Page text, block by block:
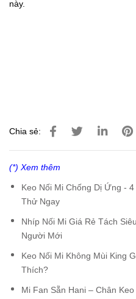
này.
Chia sẻ:
(*) Xem thêm
Keo Nối Mi Chống Dị Ứng -
Thử Ngay
Nhíp Nối Mi Giá Rẻ Tách
Người Mới
Keo Nối Mi Không Mùi King
Thích?
Mi Fan Sẵn Hani – Chân